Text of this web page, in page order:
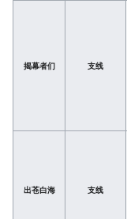
揭幕者们 支线
出苍白海 支线